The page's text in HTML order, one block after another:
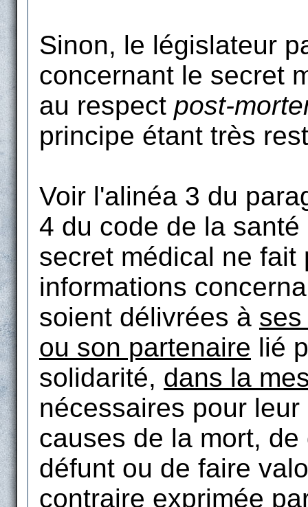
Sinon, le législateur
concernant le secret
au respect post-
principe étant très
Voir l'alinéa 3 du
4 du code de la
secret médical ne
informations
soient délivrées à
ou son partenaire lié
solidarité, dans la
nécessaires pour
causes de la mort,
défunt ou de faire
contraire exprimée